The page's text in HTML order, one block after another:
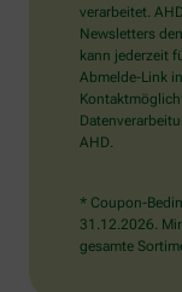
bitte
die
Tasse.
verarbeitet.
Newsletters
kann jederzeit
Abmelde-Link
AHD.
* Coupon-
31.12.2026.
gesamte